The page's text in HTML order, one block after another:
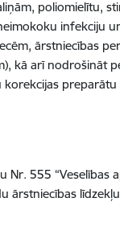
poliomielītu,
infekciju
ārstniecības
kā arī nodrošināt
Nr. 555
ārstniecības